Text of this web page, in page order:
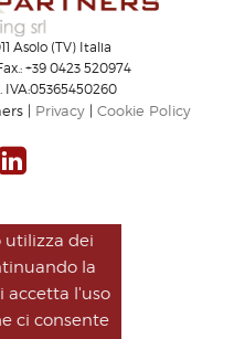
Asolo (TV) Italia
+39 0423 520974
IVA:05365450260
| Privacy| Cookie Policy
utilizza dei
la
accetta l'uso
ci consente